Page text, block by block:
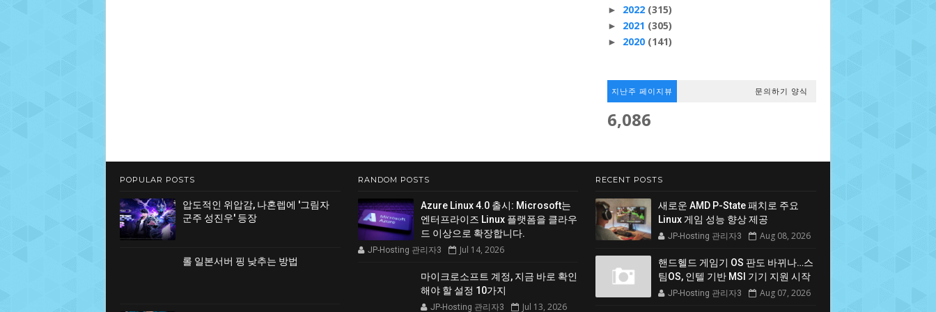
► 2022 (315)
► 2021 (305)
► 2020 (141)
지난주 페이지뷰 문의하기 양식
6,086
POPULAR POSTS
압도적인 위압감, 나혼렙에 '그림자
군주 성진우' 등장
롤 일본서버 핑 낮추는 방법
RANDOM POSTS
Azure Linux 4.0 출시: Microsoft는
엔터프라이즈 Linux 플랫폼을 클라우
드 이상으로 확장합니다.
JP-Hosting 관리자3 Jul 14, 2026
마이크로소프트 계정, 지금 바로 확인
해야 할 설정 10가지
JP-Hosting 관리자3 Jul 13, 2026
RECENT POSTS
새로운 AMD P-State 패치로 주요
Linux 게임 성능 향상 제공
JP-Hosting 관리자3 Aug 08, 2026
핸드헬드 게임기 OS 판도 바뀌나…스
팀OS, 인텔 기반 MSI 기기 지원 시작
JP-Hosting 관리자3 Aug 07, 2026